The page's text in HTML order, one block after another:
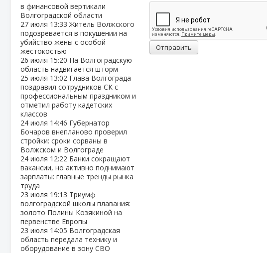
в финансовой вертикали
Волгоградской области
27 июля 13:33Житель Волжского
подозревается в покушении на
убийство жены с особой
жестокостью
26 июля 15:20 На Волгоградскую
область надвигается шторм
25 июля 13:02 Глава Волгограда
поздравил сотрудников СК с
профессиональным праздником и
отметил работу кадетских
классов
24 июля 14:46 Губернатор
Бочаров внепланово проверил
стройки: сроки сорваны в
Волжском и Волгограде
24 июля 12:22 Банки сокращают
вакансии, но активно поднимают
зарплаты: главные тренды рынка
труда
23 июля 19:13 Триумф
волгоградской школы плавания:
золото Полины Козякиной на
первенстве Европы
23 июля 14:05 Волгоградская
область передала технику и
оборудование в зону СВО
Отправить